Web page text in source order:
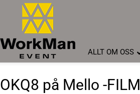
ALLT OM OSS
OKQ8 på Mello -FILM